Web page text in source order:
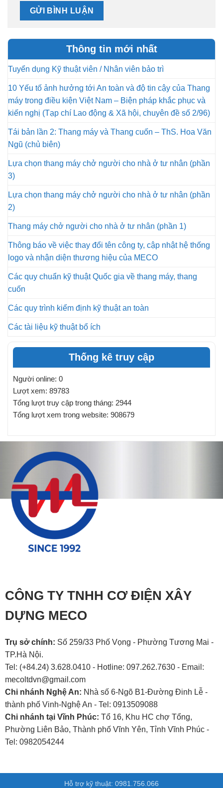
Thông tin mới nhất
Tuyển dụng Kỹ thuật viên / Nhân viên bảo trì
10 Yếu tố ảnh hưởng tới An toàn và độ tin cậy của Thang
máy trong điều kiện Việt Nam – Biện pháp khắc phục và
kiến nghị (Tạp chí Lao động & Xã hội, chuyên đề số 2/96)
Tái bản lần 2: Thang máy và Thang cuốn – ThS. Hoa Văn
Ngũ (chủ biên)
Lựa chọn thang máy chở người cho nhà ở tư nhân (phần
3)
Lựa chọn thang máy chở người cho nhà ở tư nhân (phần
2)
Thang máy chở người cho nhà ở tư nhân (phần 1)
Thông báo về việc thay đổi tên công ty, cập nhật hệ thống
logo và nhận diện thương hiệu của MECO
Các quy chuẩn kỹ thuật Quốc gia về thang máy, thang
cuốn
Các quy trình kiểm định kỹ thuật an toàn
Các tài liệu kỹ thuật bổ ích
Thống kê truy cập
Người online: 0
Lượt xem: 89783
Tổng lượt truy cập trong tháng: 2944
Tổng lượt xem trong website: 908679
CÔNG TY TNHH CƠ ĐIỆN XÂY
DỰNG MECO
Trụ sở chính: Số 259/33 Phố Vọng - Phường Tương Mai -
TP.Hà Nội.
Tel: (+84.24) 3.628.0410 - Hotline: 097.262.7630 - Email:
mecoltdvn@gmail.com
Chi nhánh Nghệ An: Nhà số 6-Ngõ B1-Đường Đinh Lễ -
thành phố Vinh-Nghệ An - Tel: 0913509088
Chi nhánh tại Vĩnh Phúc: Tổ 16, Khu HC chợ Tổng,
Phường Liên Bảo, Thành phố Vĩnh Yên, Tỉnh Vĩnh Phúc -
Tel: 0982054244
Hỗ trợ kỹ thuật: 0981.756.066